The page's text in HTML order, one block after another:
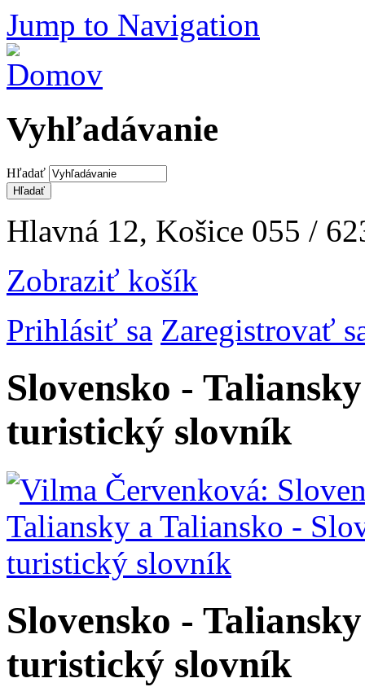
Jump to Navigation
Vyhľadávanie
Hľadať
Hlavná 12, Košice 055 /
Zobraziť košík
Prihlásiť sa Zaregistrovať
Slovensko -
turistický slovník
Slovensko -
turistický slovník